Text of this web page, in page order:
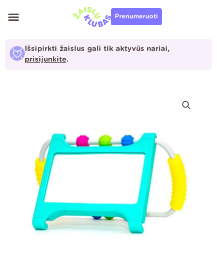
prie
Prenumeruoti
Išsipirkti žaislus gali tik aktyvūs nariai,
prisijunkite.